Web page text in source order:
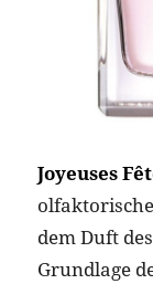
Joyeuses
dem Duft
Grundlage